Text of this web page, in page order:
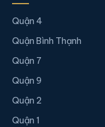
Quận 4
Quận Bình Thạnh
Quận 7
Quận 9
Quận 2
Quận 1